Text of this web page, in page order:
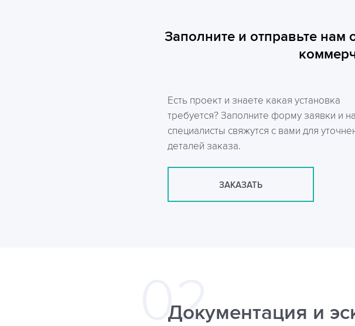
Заполните и отправьте
Есть проект и знаете какая установка
требуется? Заполните форму заявки и
специалисты свяжутся с вами для
деталей заказа.
ЗАКАЗАТЬ
Документация и